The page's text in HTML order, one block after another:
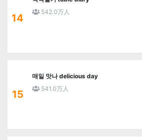
14
542.0万人
15
매일 맛나 delicious day
541.0万人